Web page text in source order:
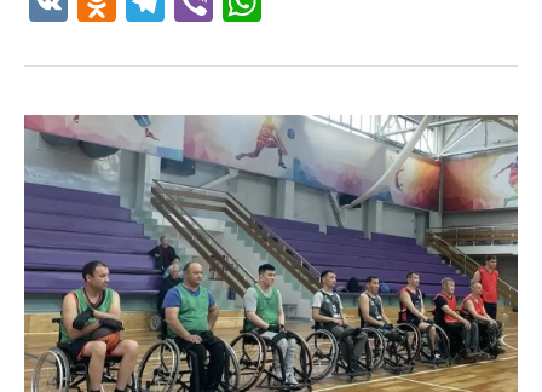
n
o
kl
as
s
ni
ki
e
gr
a
m
er at
s
A
p
p
27
мая
состоялся
турнир
по
баскетболу
на
колясках,